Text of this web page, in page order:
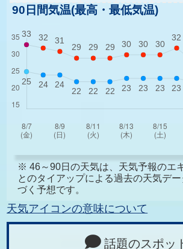
90日間気温(最高・最低気温)
※ 46～90日の天気は、天気予報のエ
とのタイアップによる過去の天気デ
づく予想です。
天気アイコンの意味について
話題のスポッ